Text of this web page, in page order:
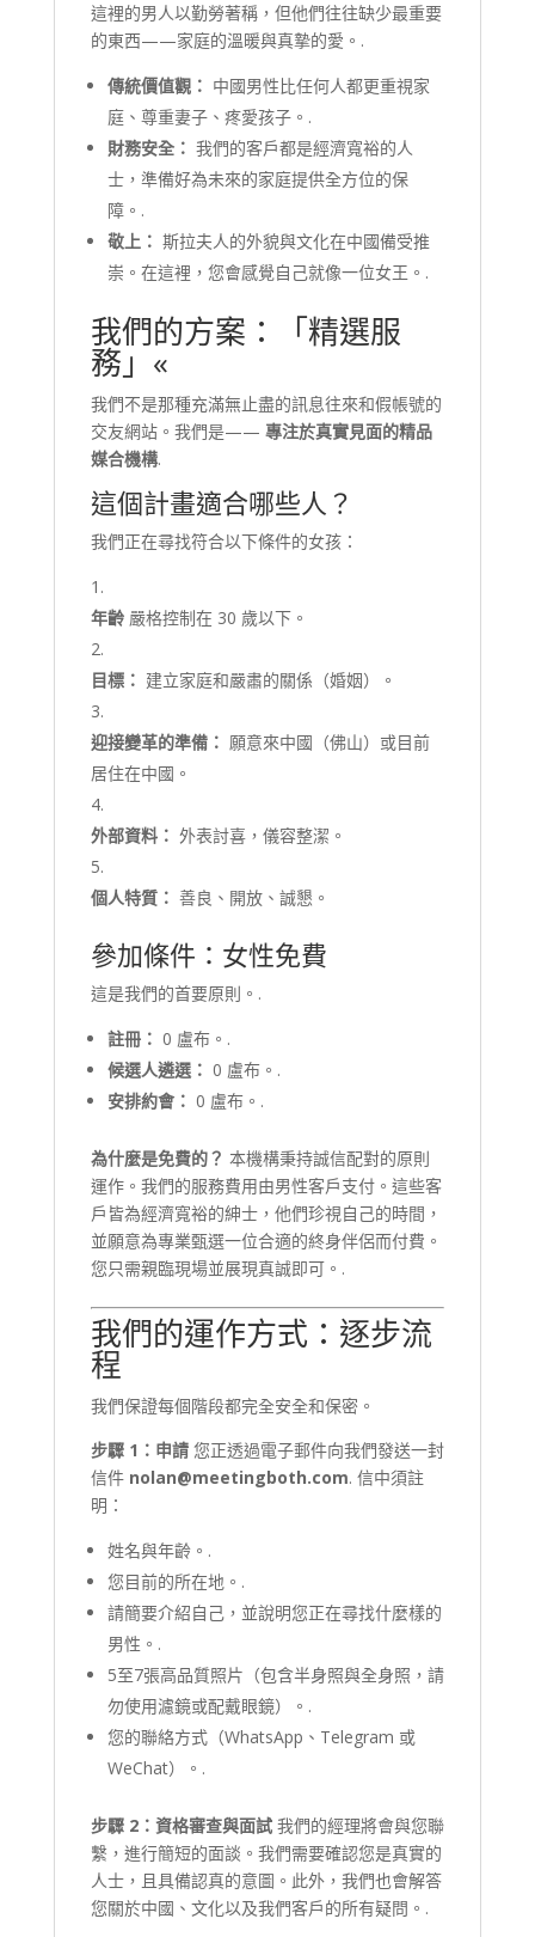
這裡的男人以勤勞著稱，但他們往往缺少最重要
的東西——家庭的溫暖與真摯的愛。.
傳統價值觀： 中國男性比任何人都更重視家
庭、尊重妻子、疼愛孩子。.
財務安全： 我們的客戶都是經濟寬裕的人
士，準備好為未來的家庭提供全方位的保
障。.
敬上： 斯拉夫人的外貌與文化在中國備受推
崇。在這裡，您會感覺自己就像一位女王。.
我們的方案：「精選服
務」«
我們不是那種充滿無止盡的訊息往來和假帳號的
交友網站。我們是—— 專注於真實見面的精品
媒合機構.
這個計畫適合哪些人？
我們正在尋找符合以下條件的女孩：
年齡嚴格控制在 30 歲以下。
目標： 建立家庭和嚴肅的關係（婚姻）。
迎接變革的準備： 願意來中國（佛山）或目前
居住在中國。
外部資料： 外表討喜，儀容整潔。
個人特質： 善良、開放、誠懇。
參加條件：女性免費
這是我們的首要原則。.
註冊： 0 盧布。.
候選人遴選： 0 盧布。.
安排約會： 0 盧布。.
為什麼是免費的？ 本機構秉持誠信配對的原則
運作。我們的服務費用由男性客戶支付。這些客
戶皆為經濟寬裕的紳士，他們珍視自己的時間，
並願意為專業甄選一位合適的終身伴侶而付費。
您只需親臨現場並展現真誠即可。.
我們的運作方式：逐步流
程
我們保證每個階段都完全安全和保密。
步驟 1：申請您正透過電子郵件向我們發送一封
信件 nolan@meetingboth.com. 信中須註
明：
姓名與年齡。.
您目前的所在地。.
請簡要介紹自己，並說明您正在尋找什麼樣的
男性。.
5至7張高品質照片（包含半身照與全身照，請
勿使用濾鏡或配戴眼鏡）。.
您的聯絡方式（WhatsApp、Telegram 或
WeChat）。.
步驟 2：資格審查與面試我們的經理將會與您聯
繫，進行簡短的面談。我們需要確認您是真實的
人士，且具備認真的意圖。此外，我們也會解答
您關於中國、文化以及我們客戶的所有疑問。.